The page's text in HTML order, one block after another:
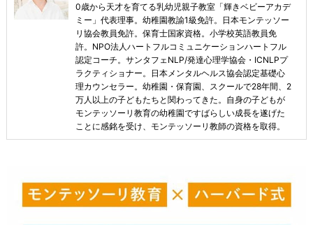
0歳から天才を育てる乳幼児親子教室「輝きベビーアカデ
ミー」代表理事。幼稚園教諭1級免許。日本モンテッソー
リ協会教員免許。保育士国家資格。小学校英語教員免
許。NPO法人ハートフルコミュニケーションハートフル
認定コーチ。サンタフェNLP/発達心理学協会・ICNLPプ
ラクティショナー。日本メンタルヘルス協会認定基礎心
理カウンセラー。幼稚園・保育園、スクールで28年間、2
万人以上の子どもたちと関わってきた。自身の子どもが
モンテッソーリ教育の幼稚園ですばらしい成長を遂げた
ことに感銘を受け、モンテッソーリ教師の資格を取得。